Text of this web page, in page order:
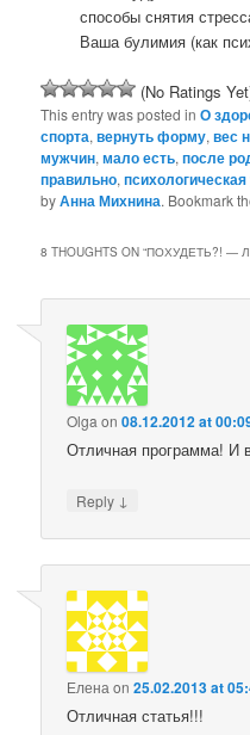
способы снятия
Ваша булимия (как
(No Ratings
This entry was posted inО
спорта,вернуть форму,вес
мужчин,мало есть,после
правильно,
byАнна Михнина. Bookmark
8 THOUGHTS ON “ПОХУДЕТЬ?! —
Olga on08.12.2012 at
Отличная программа! И
Reply ↓
Елена on25.02.2013 at
Отличная статья!!!